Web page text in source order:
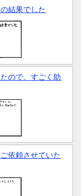
結果でした
ので、すごく助
依頼させていた